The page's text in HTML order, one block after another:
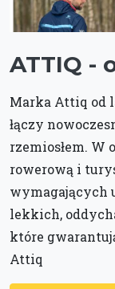
ATTIQ -
Marka Attiq od
łączy
rzemiosłem. W
rowerową i
wymagających
lekkich,
które
Attiq